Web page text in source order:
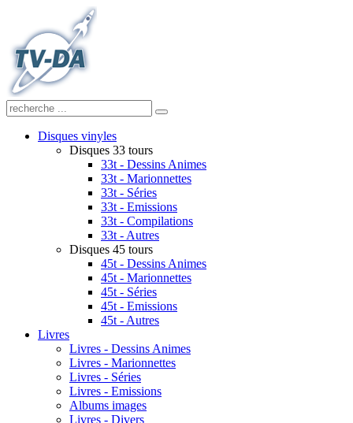
Disques vinyles
Disques 33 tours
33t - Dessins Animes
33t - Marionnettes
33t - Séries
33t - Emissions
33t - Compilations
33t - Autres
Disques 45 tours
45t - Dessins Animes
45t - Marionnettes
45t - Séries
45t - Emissions
45t - Autres
Livres
Livres - Dessins Animes
Livres - Marionnettes
Livres - Séries
Livres - Emissions
Albums images
Livres - Divers